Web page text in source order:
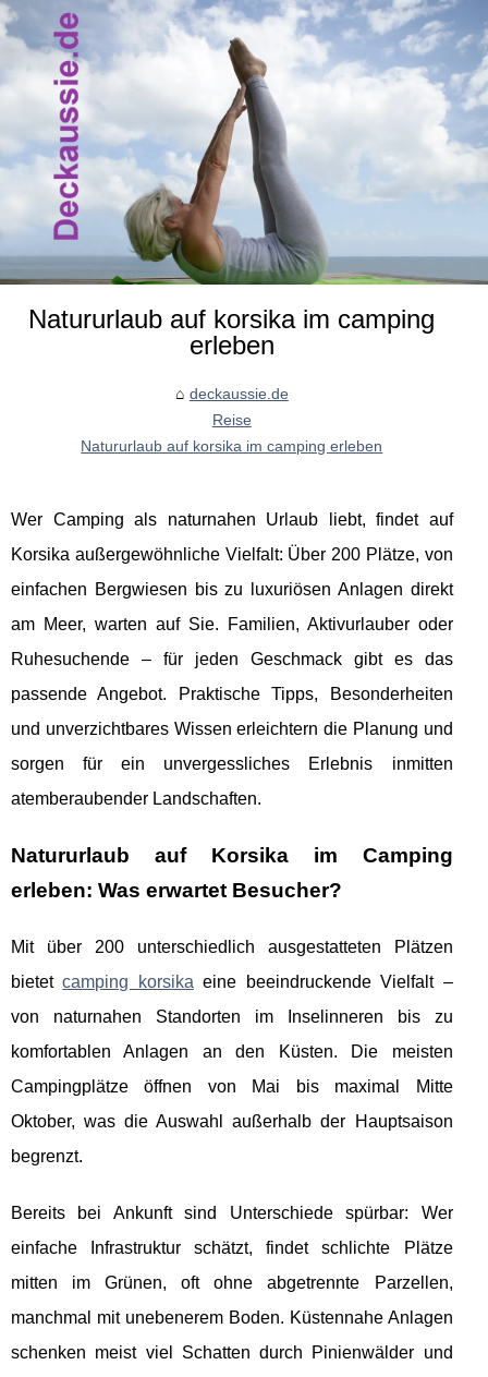
Natururlaub auf korsika im camping
erleben
deckaussie.de
Reise
Natururlaub auf korsika im camping erleben
Wer Camping als naturnahen Urlaub liebt, findet auf
Korsika außergewöhnliche Vielfalt: Über 200 Plätze, von
einfachen Bergwiesen bis zu luxuriösen Anlagen direkt
am Meer, warten auf Sie. Familien, Aktivurlauber oder
Ruhesuchende – für jeden Geschmack gibt es das
passende Angebot. Praktische Tipps, Besonderheiten
und unverzichtbares Wissen erleichtern die Planung und
sorgen für ein unvergessliches Erlebnis inmitten
atemberaubender Landschaften.
Natururlaub auf Korsika im Camping
erleben: Was erwartet Besucher?
Mit über 200 unterschiedlich ausgestatteten Plätzen
bietetcamping korsika eine beeindruckende Vielfalt –
von naturnahen Standorten im Inselinneren bis zu
komfortablen Anlagen an den Küsten. Die meisten
Campingplätze öffnen von Mai bis maximal Mitte
Oktober, was die Auswahl außerhalb der Hauptsaison
begrenzt.
Bereits bei Ankunft sind Unterschiede spürbar: Wer
einfache Infrastruktur schätzt, findet schlichte Plätze
mitten im Grünen, oft ohne abgetrennte Parzellen,
manchmal mit unebenerem Boden. Küstennahe Anlagen
schenken meist viel Schatten durch Pinienwälder und